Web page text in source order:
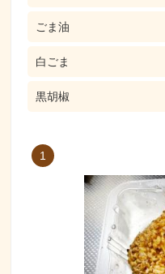
ごま油
白ごま
黒胡椒
1